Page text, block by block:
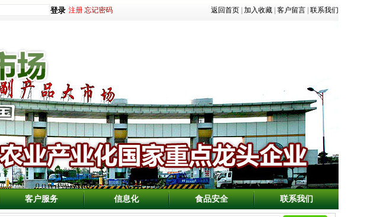
注册 忘记密码 返回首页 加入收藏 客户留言 联系我们
客户服务 信息化 食品安全 联系我们